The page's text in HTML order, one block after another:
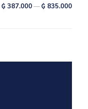
₲ 387.000—₲ 835.000